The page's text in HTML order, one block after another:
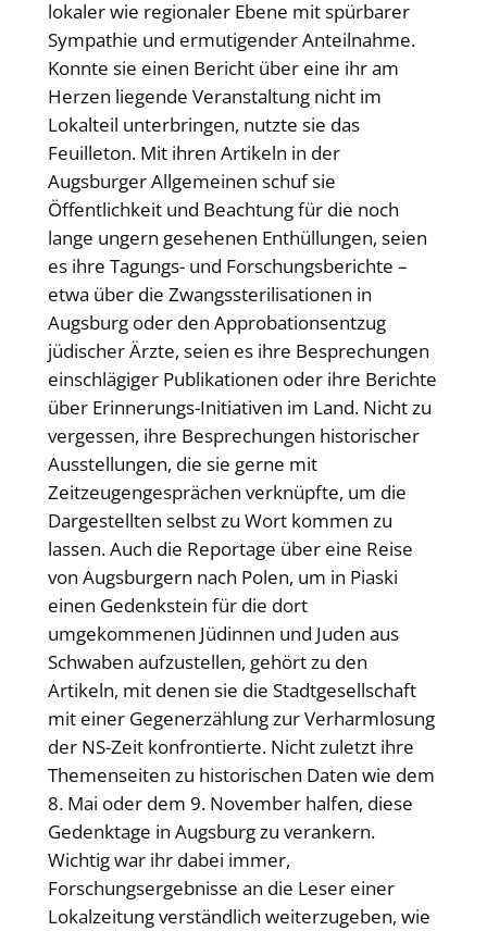
lokaler wie regionaler Ebene mit spürbarer
Sympathie und ermutigender Anteilnahme.
Konnte sie einen Bericht über eine ihr am
Herzen liegende Veranstaltung nicht im
Lokalteil unterbringen, nutzte sie das
Feuilleton. Mit ihren Artikeln in der
Augsburger Allgemeinen schuf sie
Öffentlichkeit und Beachtung für die noch
lange ungern gesehenen Enthüllungen, seien
es ihre Tagungs- und Forschungsberichte –
etwa über die Zwangssterilisationen in
Augsburg oder den Approbationsentzug
jüdischer Ärzte, seien es ihre Besprechungen
einschlägiger Publikationen oder ihre Berichte
über Erinnerungs-Initiativen im Land. Nicht zu
vergessen, ihre Besprechungen historischer
Ausstellungen, die sie gerne mit
Zeitzeugengesprächen verknüpfte, um die
Dargestellten selbst zu Wort kommen zu
lassen. Auch die Reportage über eine Reise
von Augsburgern nach Polen, um in Piaski
einen Gedenkstein für die dort
umgekommenen Jüdinnen und Juden aus
Schwaben aufzustellen, gehört zu den
Artikeln, mit denen sie die Stadtgesellschaft
mit einer Gegenerzählung zur Verharmlosung
der NS-Zeit konfrontierte. Nicht zuletzt ihre
Themenseiten zu historischen Daten wie dem
8. Mai oder dem 9. November halfen, diese
Gedenktage in Augsburg zu verankern.
Wichtig war ihr dabei immer,
Forschungsergebnisse an die Leser einer
Lokalzeitung verständlich weiterzugeben, wie